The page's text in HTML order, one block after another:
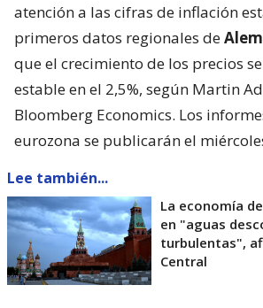
atención a las cifras de inflación
primeros datos regionales de
que el crecimiento de los precios
estable en el 2,5%, según Martin
Bloomberg Economics. Los
eurozona se publicarán el
Lee también...
La economía
en "aguas
turbulentas",
Central